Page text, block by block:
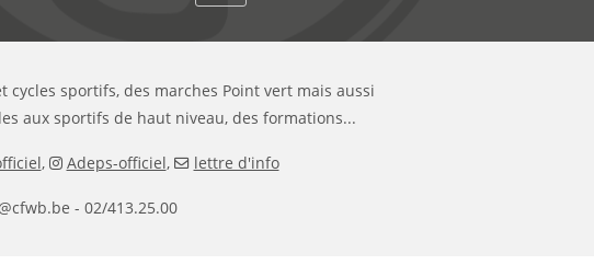
sportifs, des marches Point vert mais aussi
aux sportifs de haut niveau, des formations...
, Adeps-officiel, lettre d'info
- 02/413.25.00